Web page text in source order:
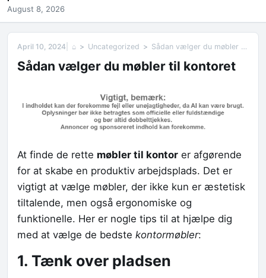
August 8, 2026
April 10, 2024 ⌂ Uncategorized Sådan vælger du møbler til kontoret
Sådan vælger du møbler til kontoret
At finde de rette møbler til kontor er afgørende
for at skabe en produktiv arbejdsplads. Det er
vigtigt at vælge møbler, der ikke kun er æstetisk
tiltalende, men også ergonomiske og
funktionelle. Her er nogle tips til at hjælpe dig
med at vælge de bedste kontormøbler:
1. Tænk over pladsen